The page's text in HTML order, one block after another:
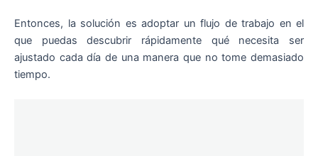
Entonces, la solución es adoptar un flujo de trabajo en el
que puedas descubrir rápidamente qué necesita ser
ajustado cada día de una manera que no tome demasiado
tiempo.